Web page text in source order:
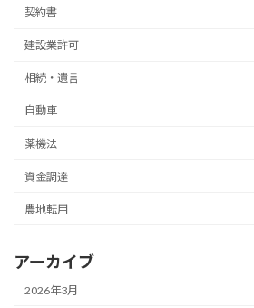
契約書
建設業許可
相続・遺言
自動車
薬機法
資金調達
農地転用
アーカイブ
2026年3月